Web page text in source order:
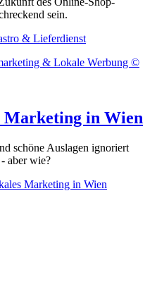
sein.
& Lieferdienst
Marketing in Wien
schöne Auslagen ignoriert
aber wie?
Marketing in Wien